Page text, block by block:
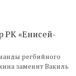
РК «Енисей-
регбийного
заменит Вакиль